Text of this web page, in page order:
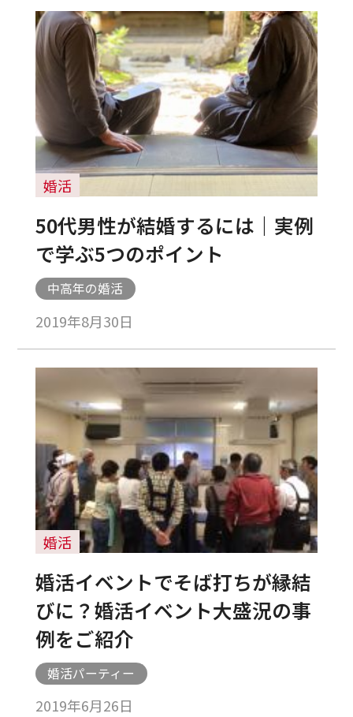
婚活
50代男性が結婚するには｜実例
で学ぶ5つのポイント
中高年の婚活
2019年8月30日
婚活
婚活イベントでそば打ちが縁結
びに？婚活イベント大盛況の事
例をご紹介
婚活パーティー
2019年6月26日